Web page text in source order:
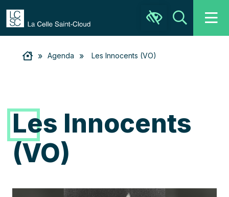
Ouvrir la barre d’outils
» Agenda » Les Innocents (VO)
Les Innocents
(VO)